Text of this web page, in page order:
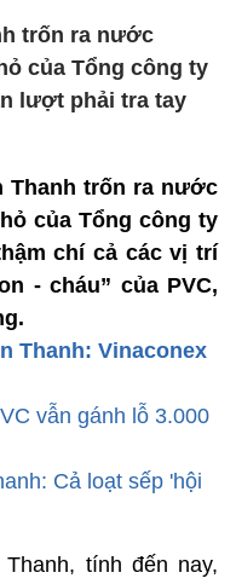
trốn ra nước
của Tổng công ty
lượt phải tra tay
Thanh trốn ra nước
của Tổng công ty
chí cả các vị trí
- cháu” của PVC,
Thanh: Vinaconex
vẫn gánh lỗ 3.000
Cả loạt sếp 'hội
tính đến nay,